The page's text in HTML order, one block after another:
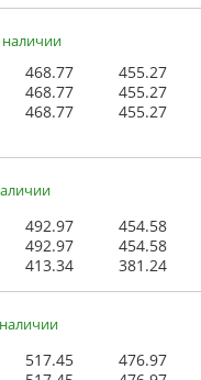
468.77 455.27
468.77 455.27
468.77 455.27
492.97 454.58
492.97 454.58
413.34 381.24
517.45 476.97